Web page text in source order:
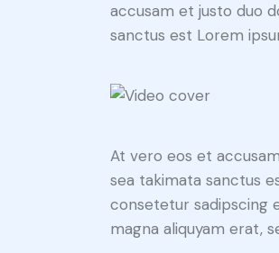
accusam et justo duo
sanctus est Lorem
At vero eos et
sea takimata sanctus
consetetur sadipscing
magna aliquyam erat,